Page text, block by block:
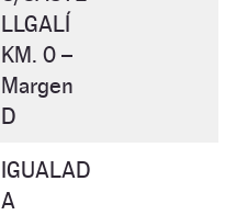
LLGALÍ
KM. 0 –
Margen
D
IGUALAD
A